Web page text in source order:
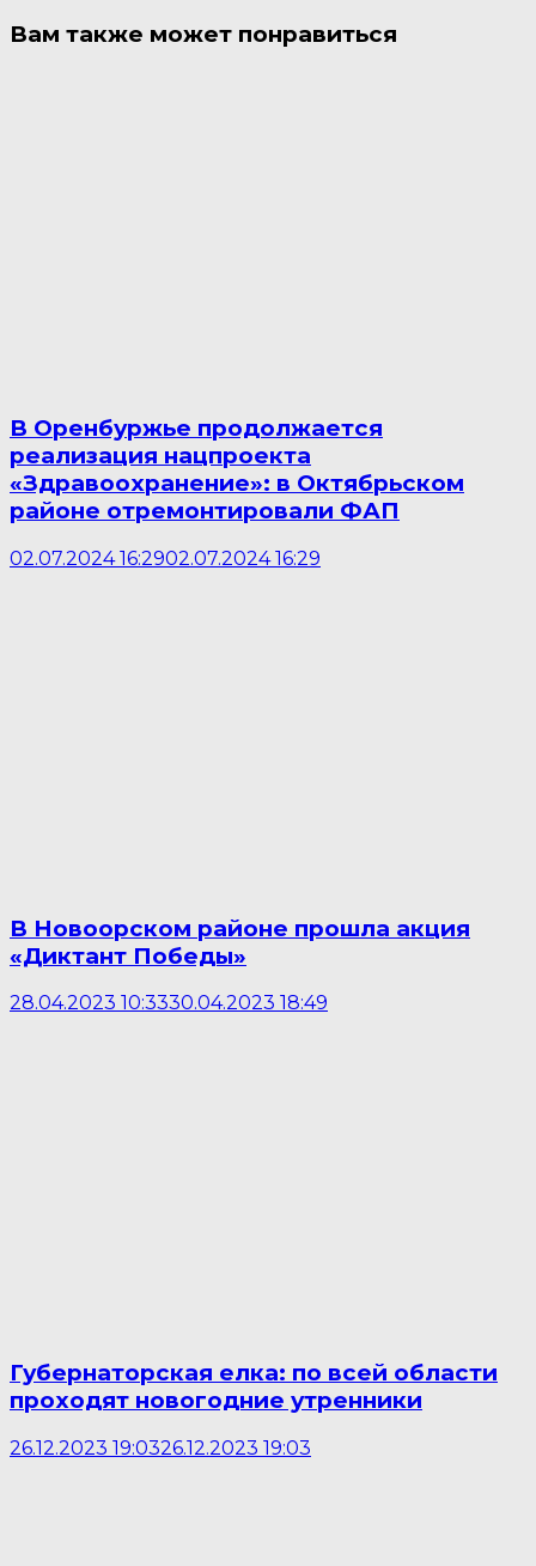
Вам также может понравиться
В Оренбуржье продолжается
реализация нацпроекта
«Здравоохранение»: в Октябрьском
районе отремонтировали ФАП
02.07.2024 16:2902.07.2024 16:29
В Новоорском районе прошла акция
«Диктант Победы»
28.04.2023 10:3330.04.2023 18:49
Губернаторская елка: по всей области
проходят новогодние утренники
26.12.2023 19:0326.12.2023 19:03